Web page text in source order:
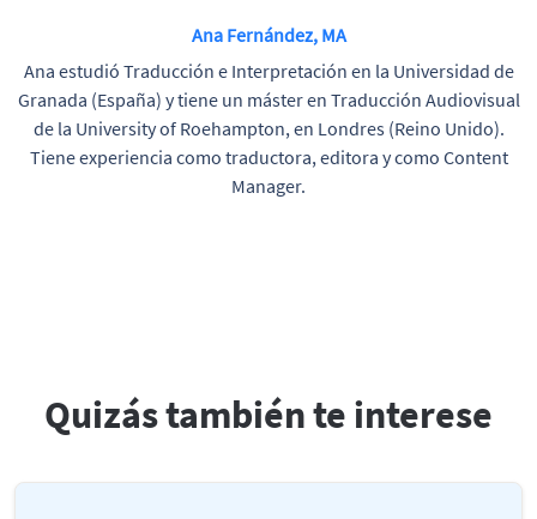
Ana Fernández, MA
Ana estudió Traducción e Interpretación en la Universidad de
Granada (España) y tiene un máster en Traducción Audiovisual
de la University of Roehampton, en Londres (Reino Unido).
Tiene experiencia como traductora, editora y como Content
Manager.
Quizás también te interese